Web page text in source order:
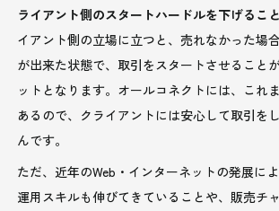
ライアント側のスタートハードルを下げるこ
イアント側の立場に立つと、売れなかった場
が出来た状態で、取引をスタートさせること
ットとなります。オールコネクトには、これ
あるので、クライアントには安心して取引を
んです。
ただ、近年のWeb・インターネットの発展に
運用スキルも伸びてきていることや、販売チ